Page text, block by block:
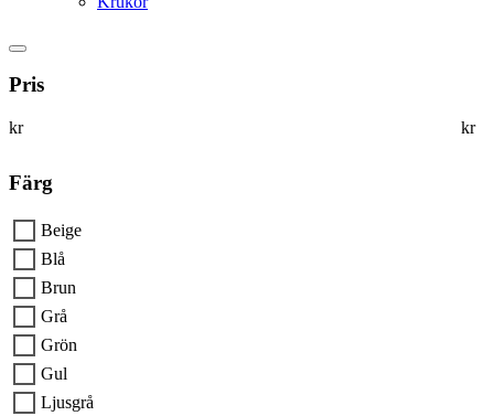
Pris
kr kr
Färg
Beige
Blå
Brun
Grå
Grön
Gul
Ljusgrå